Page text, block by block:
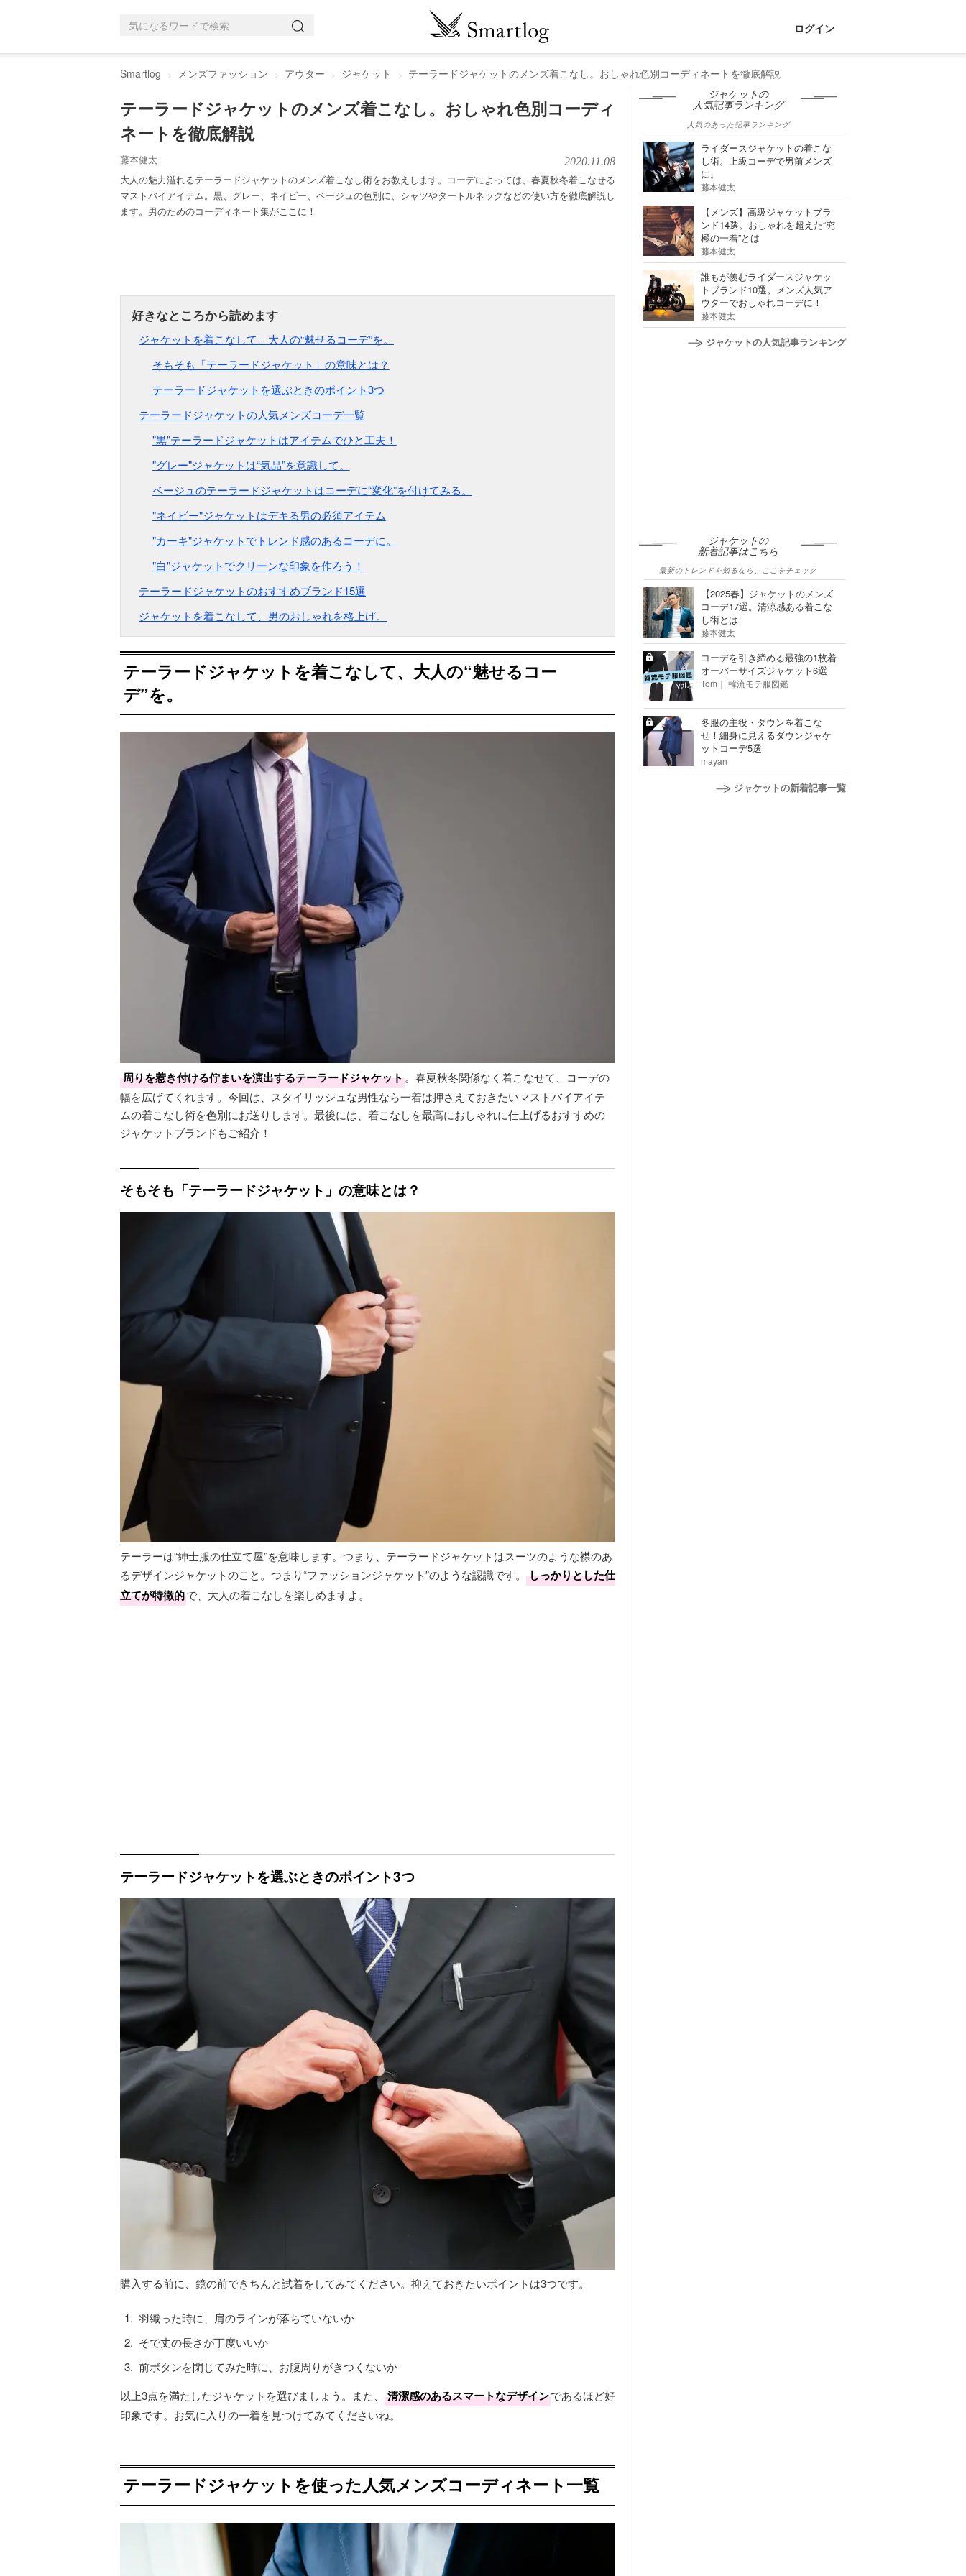
ログイン
Smartlog メンズファッション アウター ジャケット テーラードジャケットのメンズ着こなし。おしゃれ色別コーディネートを徹底解説
テーラードジャケットのメンズ着こなし。おしゃれ色別コーディ
ネートを徹底解説
藤本健太 2020.11.08
大人の魅力溢れるテーラードジャケットのメンズ着こなし術をお教えします。コーデによっては、春夏秋冬着こなせる
マストバイアイテム。黒、グレー、ネイビー、ベージュの色別に、シャツやタートルネックなどの使い方を徹底解説し
ます。男のためのコーディネート集がここに！
ジャケットを着こなして、大人の“魅せるコーデ”を。
そもそも「テーラードジャケット」の意味とは？
テーラードジャケットを選ぶときのポイント3つ
テーラードジャケットの人気メンズコーデ一覧
"黒"テーラードジャケットはアイテムでひと工夫！
"グレー"ジャケットは“気品”を意識して。
ベージュのテーラードジャケットはコーデに“変化”を付けてみる。
"ネイビー"ジャケットはデキる男の必須アイテム
"カーキ"ジャケットでトレンド感のあるコーデに。
"白"ジャケットでクリーンな印象を作ろう！
テーラードジャケットのおすすめブランド15選
ジャケットを着こなして、男のおしゃれを格上げ。
テーラードジャケットを着こなして、大人の“魅せるコー
デ”を。
周りを惹き付ける佇まいを演出するテーラードジャケット。春夏秋冬関係なく着こなせて、コーデの
幅を広げてくれます。今回は、スタイリッシュな男性なら一着は押さえておきたいマストバイアイテ
ムの着こなし術を色別にお送りします。最後には、着こなしを最高におしゃれに仕上げるおすすめの
ジャケットブランドもご紹介！
そもそも「テーラードジャケット」の意味とは？
テーラーは“紳士服の仕立て屋”を意味します。つまり、テーラードジャケットはスーツのような襟のあ
るデザインジャケットのこと。つまり“ファッションジャケット”のような認識です。
しっかりとした仕
立てが特徴的で、大人の着こなしを楽しめますよ。
テーラードジャケットを選ぶときのポイント3つ
購入する前に、鏡の前できちんと試着をしてみてください。抑えておきたいポイントは3つです。
羽織った時に、肩のラインが落ちていないか
そで丈の長さが丁度いいか
前ボタンを閉じてみた時に、お腹周りがきつくないか
以上3点を満たしたジャケットを選びましょう。また、
清潔感のあるスマートなデザインであるほど好
印象です。お気に入りの一着を見つけてみてくださいね。
テーラードジャケットを使った人気メンズコーディネート一覧
ジャケットの
人気記事ランキング
人気のあった記事ランキング
ライダースジャケットの着こな
し術。上級コーデで男前メンズ
に。
藤本健太
【メンズ】高級ジャケットブラ
ンド14選。おしゃれを超えた“究
極の一着”とは
藤本健太
誰もが羨むライダースジャケッ
トブランド10選。メンズ人気ア
ウターでおしゃれコーデに！
藤本健太
ジャケットの人気記事ランキング
ジャケットの
新着記事はこちら
最新のトレンドを知るなら、ここをチェック
【2025春】ジャケットのメンズ
コーデ17選。清涼感ある着こな
し術とは
藤本健太
コーデを引き締める最強の1枚着
オーバーサイズジャケット6選
Tom｜ 韓流モテ服図鑑
冬服の主役・ダウンを着こな
せ！細身に見えるダウンジャケ
ットコーデ5選
mayan
ジャケットの新着記事一覧